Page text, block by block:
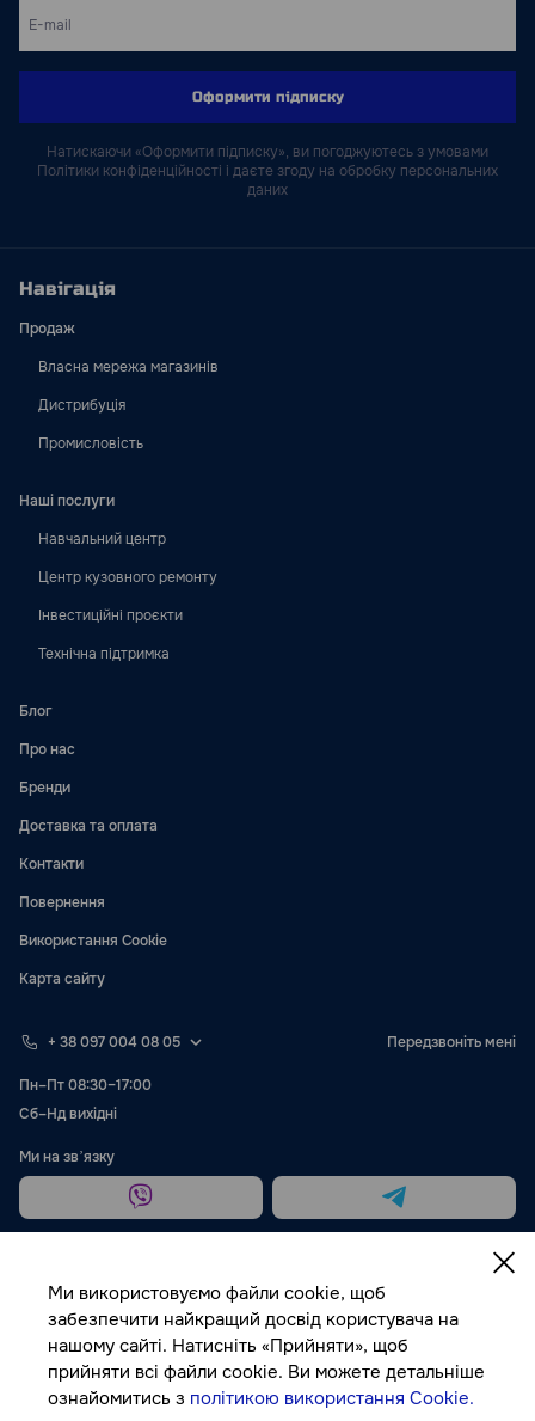
Оформити підписку
Натискаючи «Оформити підписку», ви погоджуютесь з умовами
Політики конфіденційності і даєте згоду на обробку персональних
даних
Навігація
Продаж
Власна мережа магазинів
Дистрибуція
Промисловість
Наші послуги
Навчальний центр
Центр кузовного ремонту
Інвестиційні проєкти
Технічна підтримка
Блог
Про нас
Бренди
Доставка та оплата
Контакти
Повернення
Використання Cookie
Карта сайту
+ 38 097 004 08 05 Передзвоніть мені
Пн–Пт 08:30–17:00
Сб–Нд вихідні
Ми на звʼязку
© Autocolor, 2026
Публічна оферта
Ми використовуємо файли cookie, щоб
забезпечити найкращий досвід користувача на
нашому сайті. Натисніть «Прийняти», щоб
прийняти всі файли cookie. Ви можете детальніше
ознайомитись з політикою використання Cookie.